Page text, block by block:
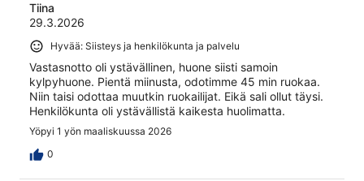
Tiina
29.3.2026
Hyvää: Siisteys ja henkilökunta ja palvelu
Vastasnotto oli ystävällinen, huone siisti samoin
kylpyhuone. Pientä miinusta, odotimme 45 min ruokaa.
Niin taisi odottaa muutkin ruokailijat. Eikä sali ollut täysi.
Henkilökunta oli ystävällistä kaikesta huolimatta.
Yöpyi 1 yön maaliskuussa 2026
0